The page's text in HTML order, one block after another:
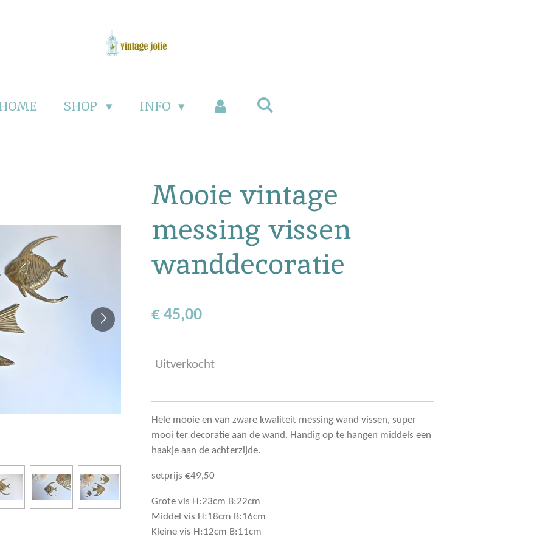
SHOP INFO
Mooie vintage
messing vissen
wanddecoratie
€ 45,00
Uitverkocht
Hele mooie en van zware kwaliteit messing wand vissen, super
mooi ter decoratie aan de wand. Handig op te hangen middels een
haakje aan de achterzijde.
setprijs €49,50
Grote vis H:23cm B:22cm
Middel vis H:18cm B:16cm
Kleine vis H:12cm B:11cm